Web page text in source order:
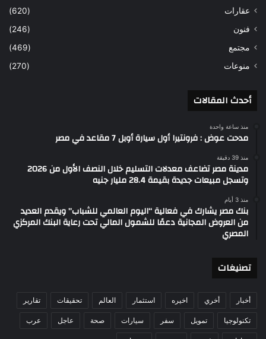
عقارات
(620)
فنون
(246)
مجتمع
(469)
منوعات
(270)
أحدث المقالات
منذ ساعة واحدة
مدحت عوض : فرونتيرا أول سيارة أوبل 7 مقاعد في مصر
منذ 39 دقيقة
مدينة مصر تضاعف معدلات التسليم خلال النصف الأول من 2026
وتسجل مبيعات جديدة بقيمة 28.4 مليار جنيه
منذ 3 أيام
بنك مصر يشارك في فعالية “اليوم العالمي للشباب” ويقدم العديد
من العروض المجانية دعمًا للشمول المالي تحت رعاية البنك المركزي
المصري
تصنيغات
أخبار أخري اخيره استثمار العالم تحقيقات تقارير
تكنولوجيا تمويل سفر سيارات صحة عاجل عرب